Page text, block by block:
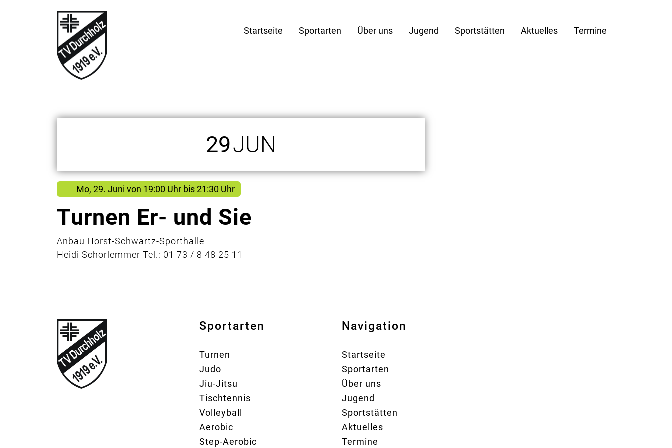
Startseite Sportarten Über uns Jugend Sportstätten Aktuelles Termine
29JUN
Mo, 29. Juni von 19:00 Uhr bis 21:30 Uhr
Turnen Er- und Sie
Anbau Horst-Schwartz-Sporthalle
Heidi Schorlemmer Tel.: 01 73 / 8 48 25 11
Sportarten
Turnen
Judo
Jiu-Jitsu
Tischtennis
Volleyball
Aerobic
Step-Aerobic
Navigation
Startseite
Sportarten
Über uns
Jugend
Sportstätten
Aktuelles
Termine